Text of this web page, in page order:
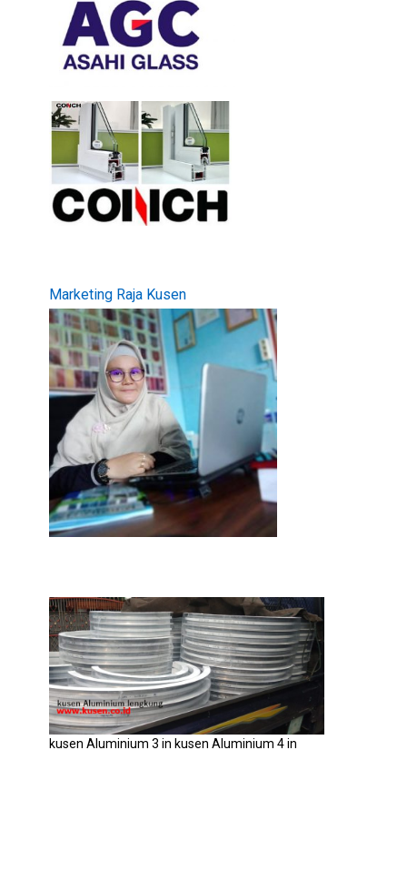
Marketing Raja Kusen
kusen Aluminium 3 in kusen Aluminium 4 in